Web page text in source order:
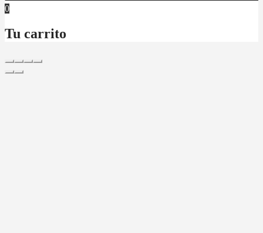
0
Tu carrito